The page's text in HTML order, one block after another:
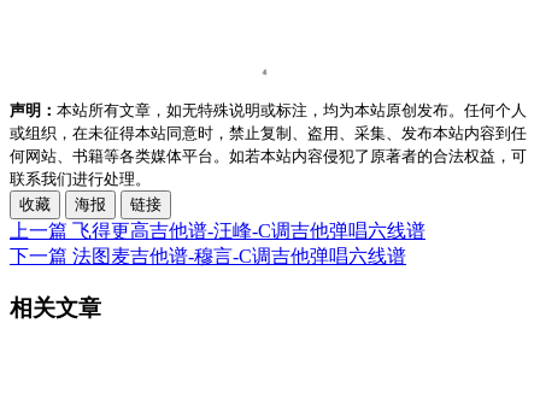
声明： 本站所有文章，如无特殊说明或标注，均为本站原创发布。任何个人
或组织，在未征得本站同意时，禁止复制、盗用、采集、发布本站内容到任
何网站、书籍等各类媒体平台。如若本站内容侵犯了原著者的合法权益，可
联系我们进行处理。
收藏
海报 链接
上一篇 飞得更高吉他谱-汪峰-C调吉他弹唱六线谱
下一篇 法图麦吉他谱-穆言-C调吉他弹唱六线谱
相关文章